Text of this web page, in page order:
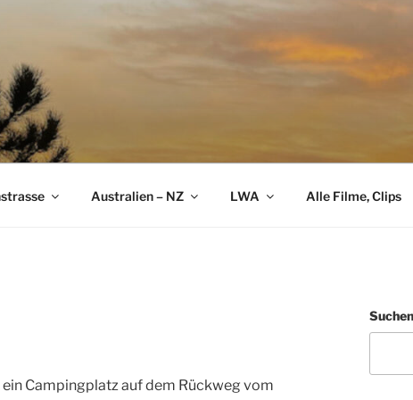
Australien – NZ LWA Alle Filme, Clips
Campingplatz auf dem Rückweg vom
Suchen